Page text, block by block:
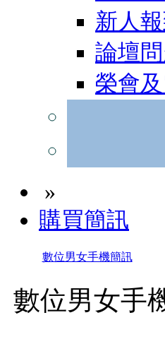
新人
論壇
榮會
»
購買簡訊
數位男女手機簡訊
數位男女手